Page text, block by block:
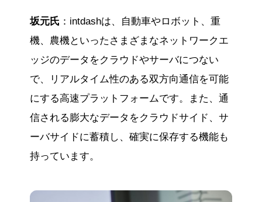
坂元氏 ：intdashは、自動車やロボット、重
機、農機といったさまざまなネットワークエ
ッジのデータをクラウドやサーバにつない
で、リアルタイム性のある双方向通信を可能
にする高速プラットフォームです。また、通
信される膨大なデータをクラウドサイド、サ
ーバサイドに蓄積し、確実に保存する機能も
持っています。